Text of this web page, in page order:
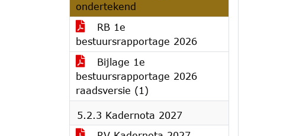
ondertekend
RB 1e
bestuursrapportage 2026
Bijlage 1e
bestuursrapportage 2026
raadsversie (1)
5.2.3 Kadernota 2027